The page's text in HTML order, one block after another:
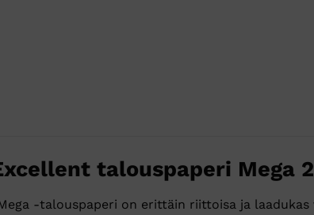
talouspaperi Mega
-talouspaperi on erittäin riittoisa ja